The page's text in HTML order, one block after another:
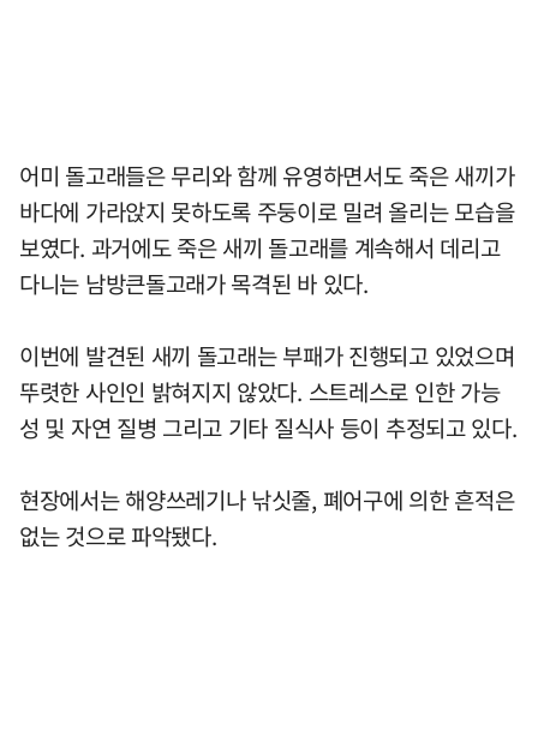
어미 돌고래들은 무리와 함께 유영하면서도 죽은 새끼가
바다에 가라앉지 못하도록 주둥이로 밀려 올리는 모습을
보였다. 과거에도 죽은 새끼 돌고래를 계속해서 데리고
다니는 남방큰돌고래가 목격된 바 있다.
이번에 발견된 새끼 돌고래는 부패가 진행되고 있었으며
뚜렷한 사인인 밝혀지지 않았다. 스트레스로 인한 가능
성 및 자연 질병 그리고 기타 질식사 등이 추정되고 있다.
현장에서는 해양쓰레기나 낚싯줄, 폐어구에 의한 흔적은
없는 것으로 파악됐다.